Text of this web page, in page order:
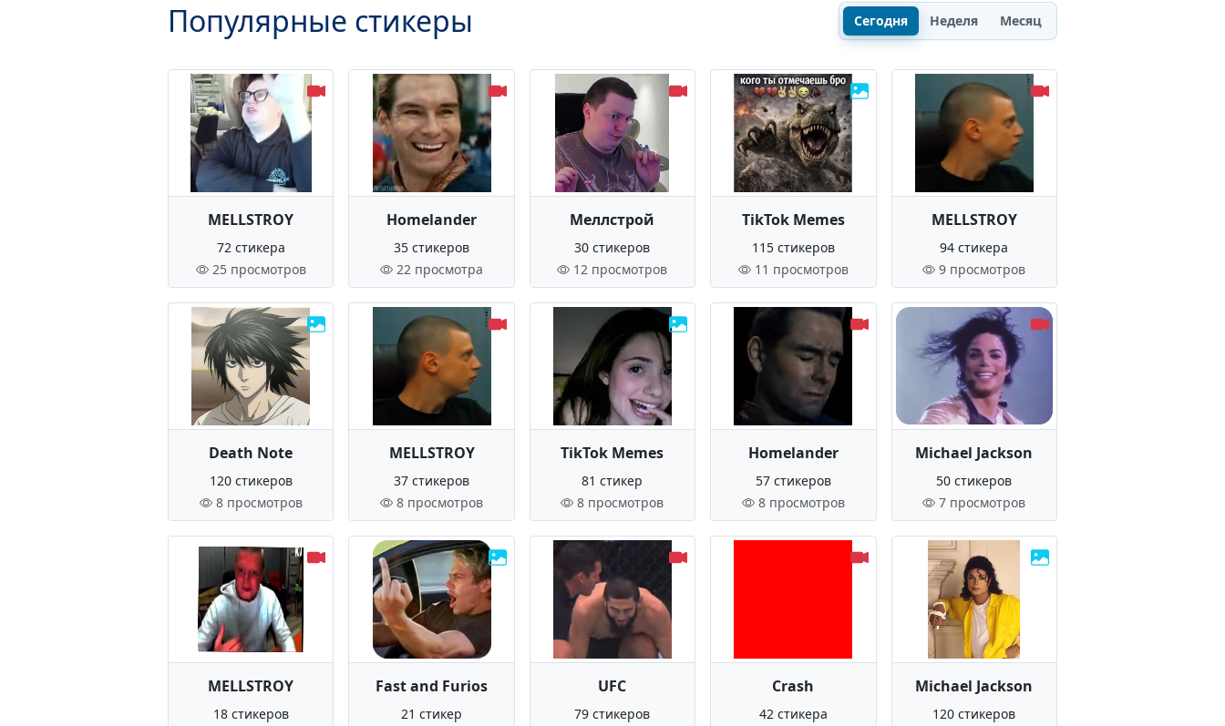
Популярные стикеры Сегодня Неделя Месяц
MELLSTROY
72 стикера
25 просмотров
Homelander
35 стикеров
22 просмотра
Меллстрой
30 стикеров
12 просмотров
TikTok Memes
115 стикеров
11 просмотров
MELLSTROY
94 стикера
9 просмотров
Death Note
120 стикеров
8 просмотров
MELLSTROY
37 стикеров
8 просмотров
TikTok Memes
81 стикер
8 просмотров
Homelander
57 стикеров
8 просмотров
Michael Jackson
50 стикеров
7 просмотров
MELLSTROY
18 стикеров
Fast and Furios
21 стикер
UFC
79 стикеров
Crash
42 стикера
Michael Jackson
120 стикеров